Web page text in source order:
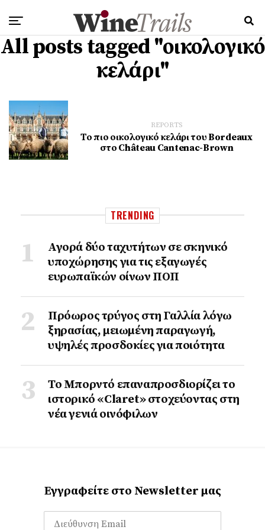
All posts tagged "οικολογικό
κελάρι"
REPORTS
Το πιο οικολογικό κελάρι του Bordeaux
στο Château Cantenac-Brown
TRENDING
Αγορά δύο ταχυτήτων σε σκηνικό
υποχώρησης για τις εξαγωγές
ευρωπαϊκών οίνων ΠΟΠ
Πρόωρος τρύγος στη Γαλλία λόγω
ξηρασίας, μειωμένη παραγωγή,
υψηλές προσδοκίες για ποιότητα
Το Μπορντό επαναπροσδιορίζει το
ιστορικό «Claret» στοχεύοντας στη
νέα γενιά οινόφιλων
Εγγραφείτε στο Newsletter μας